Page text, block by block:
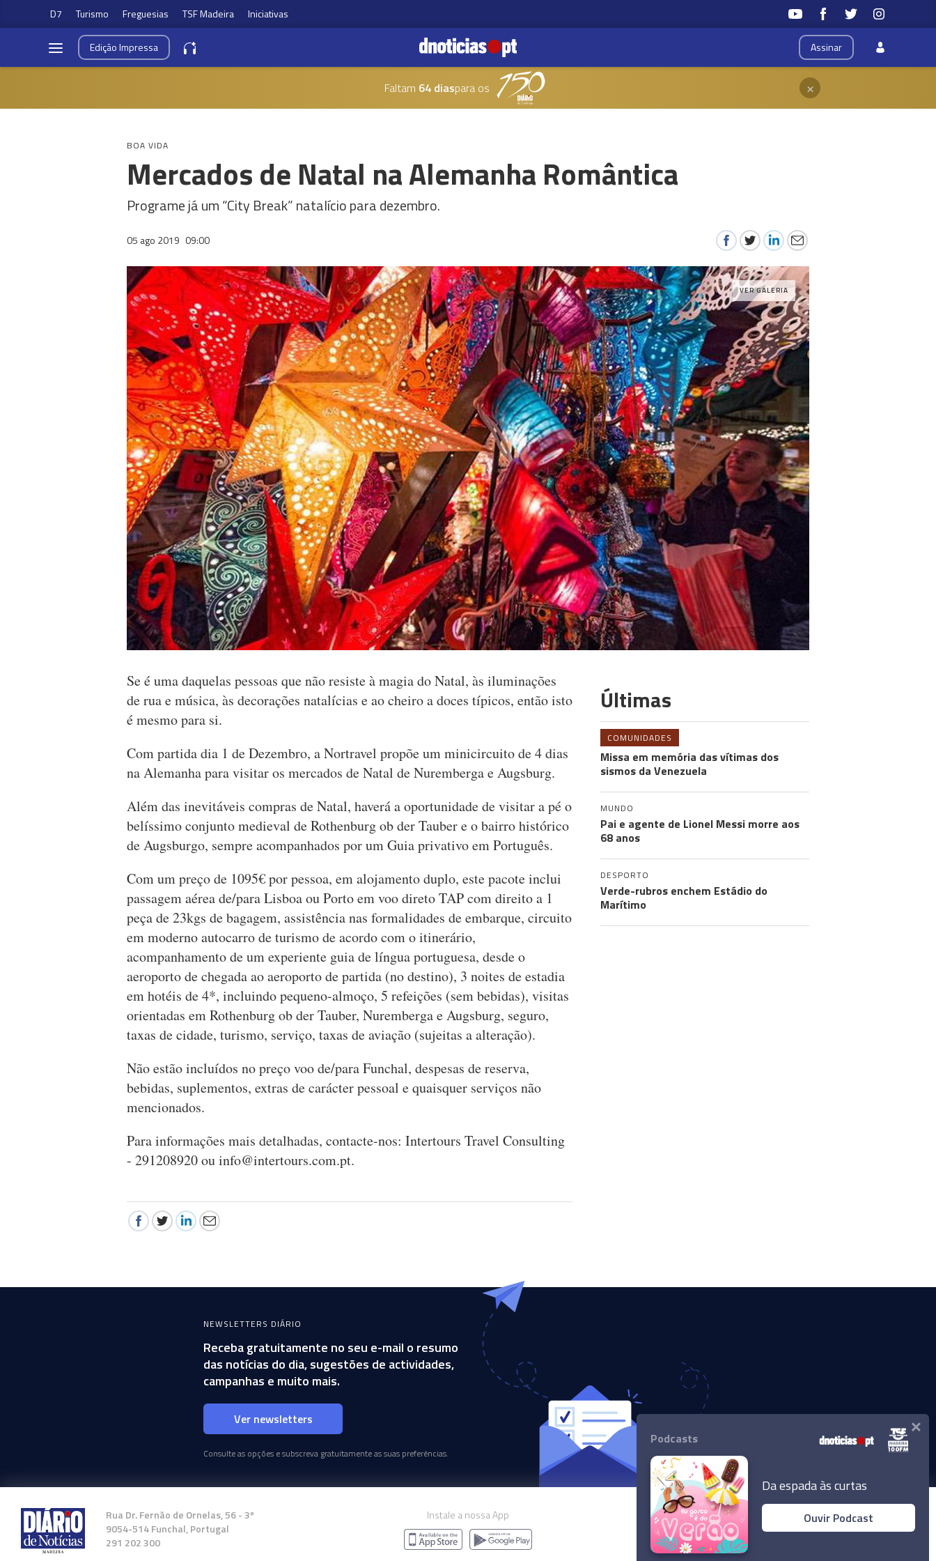
D7 Turismo Freguesias TSF Madeira Iniciativas
Assinar
EdiçãoImpressa
Faltam 64 diaspara os ×
BOA VIDA
Mercados de Natal na Alemanha Romântica
Programe já um “City Break” natalício para dezembro.
05 ago 2019 09:00
VER GALERIA
Se é uma daquelas pessoas que não resiste à magia do Natal, às iluminações
de rua e música, às decorações natalícias e ao cheiro a doces típicos, então isto
é mesmo para si.
Com partida dia 1 de Dezembro, a Nortravel propõe um minicircuito de 4 dias
na Alemanha para visitar os mercados de Natal de Nuremberga e Augsburg.
Além das inevitáveis compras de Natal, haverá a oportunidade de visitar a pé o
belíssimo conjunto medieval de Rothenburg ob der Tauber e o bairro histórico
de Augsburgo, sempre acompanhados por um Guia privativo em Português.
Com um preço de 1095€ por pessoa, em alojamento duplo, este pacote inclui
passagem aérea de/para Lisboa ou Porto em voo direto TAP com direito a 1
peça de 23kgs de bagagem, assistência nas formalidades de embarque, circuito
em moderno autocarro de turismo de acordo com o itinerário,
acompanhamento de um experiente guia de língua portuguesa, desde o
aeroporto de chegada ao aeroporto de partida (no destino), 3 noites de estadia
em hotéis de 4*, incluindo pequeno-almoço, 5 refeições (sem bebidas), visitas
orientadas em Rothenburg ob der Tauber, Nuremberga e Augsburg, seguro,
taxas de cidade, turismo, serviço, taxas de aviação (sujeitas a alteração).
Não estão incluídos no preço voo de/para Funchal, despesas de reserva,
bebidas, suplementos, extras de carácter pessoal e quaisquer serviços não
mencionados.
Para informações mais detalhadas, contacte-nos: Intertours Travel Consulting
- 291208920 ouinfo@intertours.com.pt.
Últimas
COMUNIDADES
Missa em memória das vítimas dos
sismos da Venezuela
MUNDO
Pai e agente de Lionel Messi morre aos
68 anos
DESPORTO
Verde-rubros enchem Estádio do
Marítimo
NEWSLETTERS DIÁRIO
Receba gratuitamente no seu e-mail o resumo
das notícias do dia, sugestões de actividades,
campanhas e muito mais.
Ver newsletters
Consulte as opções e subscreva gratuitamente as suas preferências.
Rua Dr. Fernão de Ornelas, 56 - 3º
9054-514 Funchal, Portugal
291 202 300
Instale a nossa App
© 2024 Empresa Diário de Notícias, Lda.
Podcasts
Da espada às curtas
Ouvir Podcast
×